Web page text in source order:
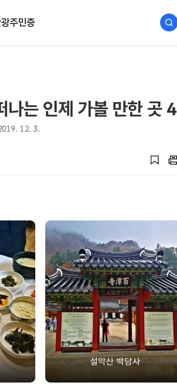
주민증
나는 인제 가볼 만한 곳 4
12. 3.
설악산 백담사